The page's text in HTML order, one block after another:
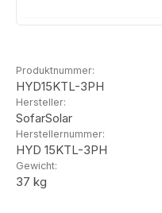
Produktnummer:
HYD15KTL-3PH
Hersteller:
SofarSolar
Herstellernummer:
HYD 15KTL-3PH
Gewicht:
37 kg